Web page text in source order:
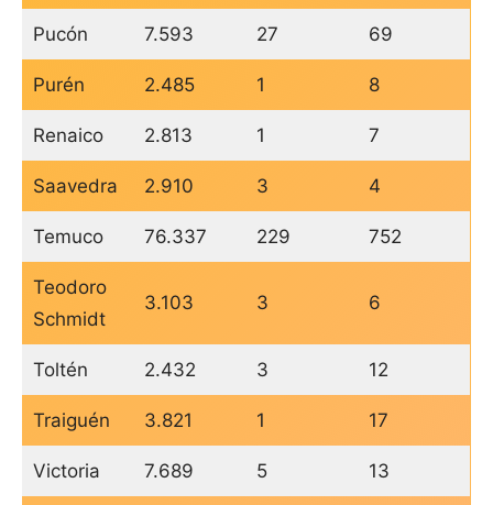
Pucón 7.593 27 69
Purén 2.485 1 8
Renaico 2.813 1 7
Saavedra 2.910 3 4
Temuco 76.337 229 752
Teodoro
Schmidt
3.103 3 6
Toltén 2.432 3 12
Traiguén 3.821 1 17
Victoria 7.689 5 13